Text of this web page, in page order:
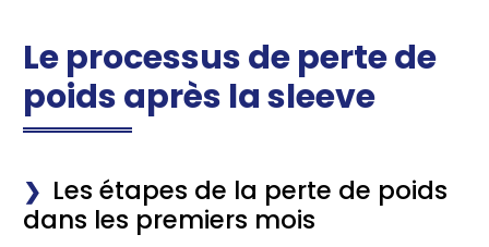
Le processus de perte de
poids après la sleeve
Les étapes de la perte de poids
dans les premiers mois